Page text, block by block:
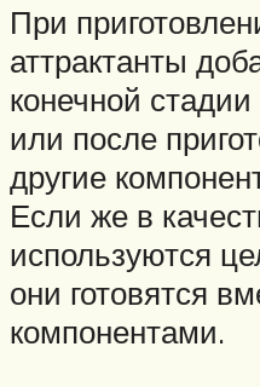
При
аттрактанты
конечной
или после
другие
Если же в
используются
они готовятся
компонентами.